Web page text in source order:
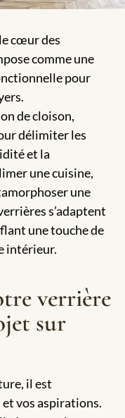
cœur des
comme une
pour
de cloison,
délimiter les
et la
une cuisine,
une
s’adaptent
une touche de
intérieur.
verrière
sur
il est
vos aspirations.